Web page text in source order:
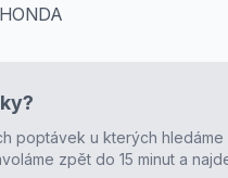
poptávek u kterých hledáme
zpět do 15 minut a